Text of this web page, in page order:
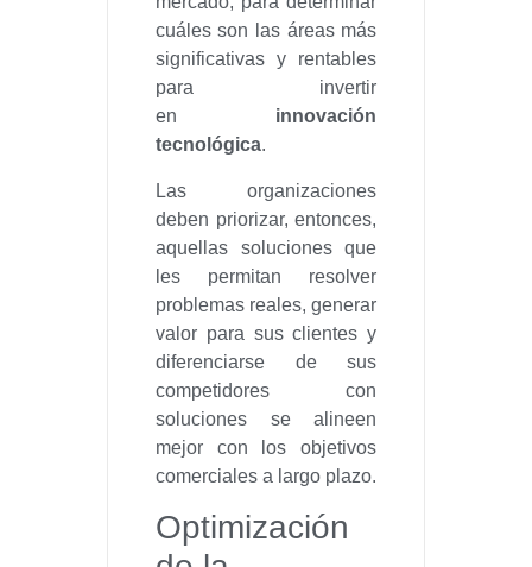
cuáles son las áreas más
significativas y rentables
para invertir
en innovación
tecnológica.
Las organizaciones
deben priorizar, entonces,
aquellas soluciones que
les permitan resolver
problemas reales, generar
valor para sus clientes y
diferenciarse de sus
competidores con
soluciones se alineen
mejor con los objetivos
comerciales a largo plazo.
Optimización